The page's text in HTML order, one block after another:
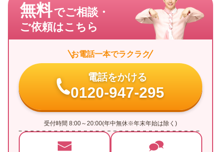
無料でご相談・
ご依頼はこちら
お電話一本でラクラク
電話をかける
0120-947-295
受付時間 8:00～20:00(年中無休※年末年始は除く)